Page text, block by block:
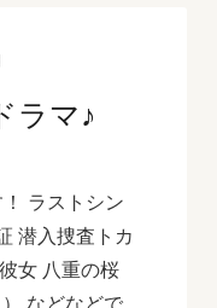
ラマ♪
ラストシン
潜入捜査トカ
女 八重の桜